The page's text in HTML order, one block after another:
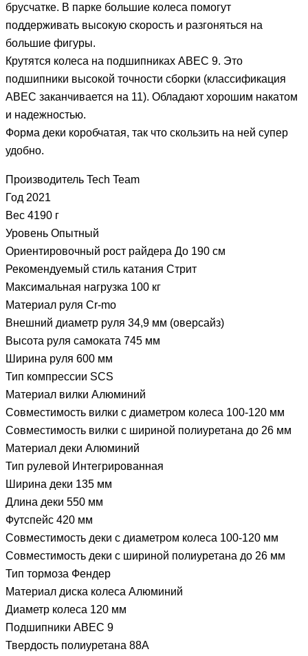
брусчатке. В парке большие колеса помогут
поддерживать высокую скорость и разгоняться на
большие фигуры.
Крутятся колеса на подшипниках ABEC 9. Это
подшипники высокой точности сборки (классификация
ABEC заканчивается на 11). Обладают хорошим накатом
и надежностью.
Форма деки коробчатая, так что скользить на ней супер
удобно.
Производитель Tech Team
Год 2021
Вес 4190 г
Уровень Опытный
Ориентировочный рост райдера До 190 см
Рекомендуемый стиль катания Стрит
Максимальная нагрузка 100 кг
Материал руля Cr-mo
Внешний диаметр руля 34,9 мм (оверсайз)
Высота руля самоката 745 мм
Ширина руля 600 мм
Тип компрессии SCS
Материал вилки Алюминий
Совместимость вилки с диаметром колеса 100-120 мм
Совместимость вилки с шириной полиуретана до 26 мм
Материал деки Алюминий
Тип рулевой Интегрированная
Ширина деки 135 мм
Длина деки 550 мм
Футспейс 420 мм
Совместимость деки с диаметром колеса 100-120 мм
Совместимость деки с шириной полиуретана до 26 мм
Тип тормоза Фендер
Материал диска колеса Алюминий
Диаметр колеса 120 мм
Подшипники ABEC 9
Твердость полиуретана 88А